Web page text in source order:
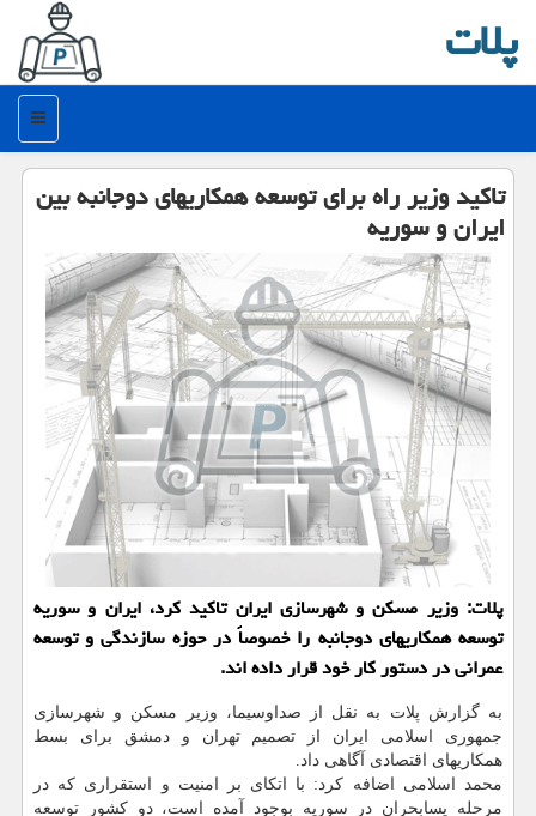
پلات
منو
تاكید وزیر راه برای توسعه همكاریهای دوجانبه بین
ایران و سوریه
پلات: وزیر مسکن و شهرسازی ایران تاکید کرد، ایران و سوریه
توسعه همکاریهای دوجانبه را خصوصاً در حوزه سازندگی و توسعه
عمرانی در دستور کار خود قرار داده اند.
به گزارش پلات به نقل از صداوسیما، وزیر مسکن و شهرسازی
جمهوری اسلامی ایران از تصمیم تهران و دمشق برای بسط
همکاریهای اقتصادی آگاهی داد.
محمد اسلامی اضافه کرد: با اتکای بر امنیت و استقراری که در
مرحله پسابحران در سوریه بوجود آمده است، دو کشور توسعه